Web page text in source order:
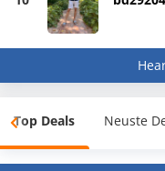
Top Deals Neuste